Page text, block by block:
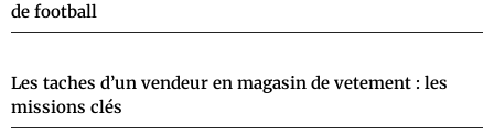
de football
Les taches d’un vendeur en magasin de vetement : les
missions clés